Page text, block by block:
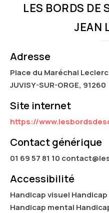
LES BORDS DE
JEAN
Adresse
Place du Maréchal Leclerc
JUVISY-SUR-ORGE, 91260
Site internet
https://
Contact générique
01 69 57 81 10
Accessibilité
Handicap visuel
Handicap mental